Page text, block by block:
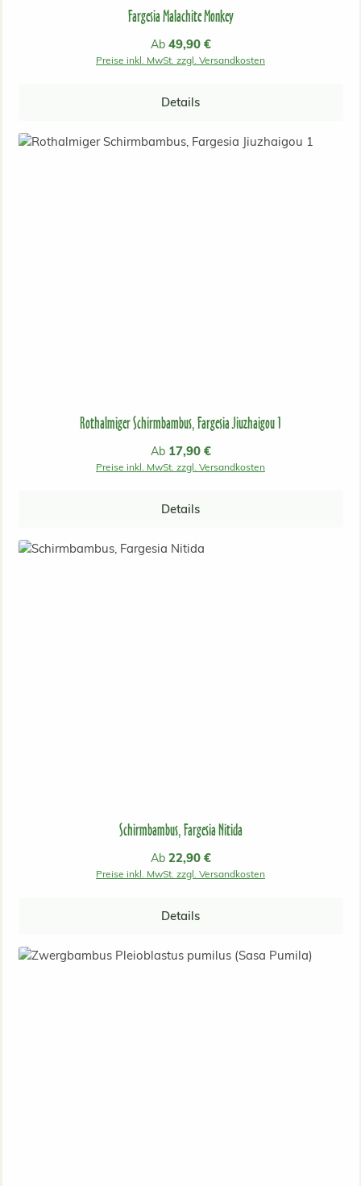
Fargesia Malachite Monkey
Regulärer Preis:
Ab 49,90 €
Preise inkl. MwSt. zzgl. Versandkosten
Details
Rothalmiger Schirmbambus, Fargesia Jiuzhaigou 1
Regulärer Preis:
Ab 17,90 €
Preise inkl. MwSt. zzgl. Versandkosten
Details
Schirmbambus, Fargesia Nitida
Regulärer Preis:
Ab 22,90 €
Preise inkl. MwSt. zzgl. Versandkosten
Details